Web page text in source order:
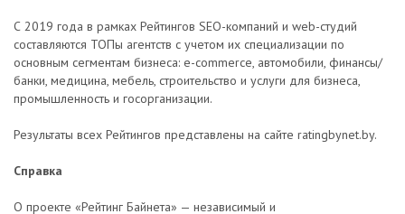
С 2019 года в рамках Рейтингов SEO-компаний и web-студий
составляются ТОПы агентств с учетом их специализации по
основным сегментам бизнеса: e-commerce, автомобили, финансы/
банки, медицина, мебель, строительство и услуги для бизнеса,
промышленность и госорганизации.
Результаты всех Рейтингов представлены на сайте ratingbynet.by.
Справка
О проекте «Рейтинг Байнета» — независимый и